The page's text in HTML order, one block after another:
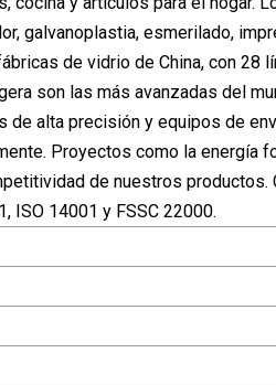
galvanoplastia, esmerilado,
de vidrio de China, con
son las más avanzadas del
de alta precisión y equipos de
Proyectos como la energía
de nuestros
ISO 14001 y FSSC 22000.